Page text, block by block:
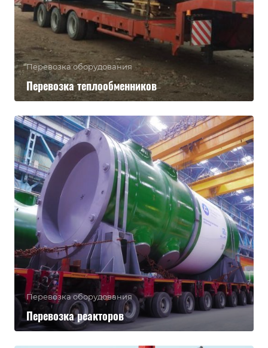
Перевозка оборудования
Перевозка теплообменников
Перевозка оборудования
Перевозка реакторов